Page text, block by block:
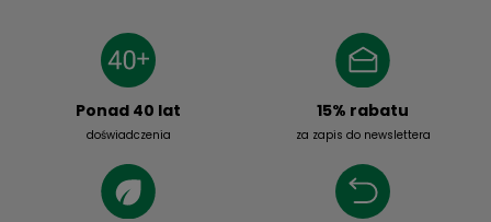
Ponad 40 lat
doświadczenia
15% rabatu
za zapis do newslettera